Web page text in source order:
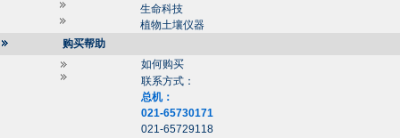
生命科技
植物土壤仪器
购买帮助
如何购买
联系方式：
总机：
021-65730171
021-65729118